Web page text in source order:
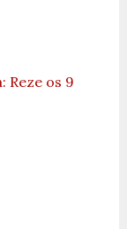
Reze os 9